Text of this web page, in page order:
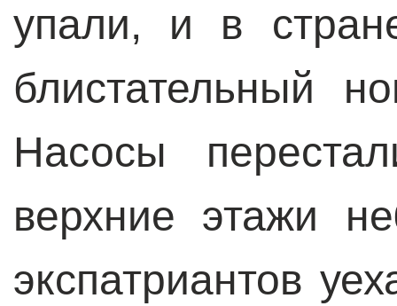
упали, и в
блистательный
Насосы
верхние этажи
экспатриантов